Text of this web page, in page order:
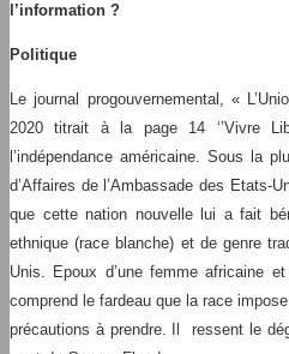
l’information ?
Politique
Le journal progouvernemental, «
2020 titrait à la page 14 ‘’Vivre
l’indépendance américaine. Sous la
d’Affaires de l’Ambassade des Etats-
que cette nation nouvelle lui a fait
ethnique (race blanche) et de genre
Unis. Epoux d’une femme africaine
comprend le fardeau que la race
précautions à prendre. Il ressent le